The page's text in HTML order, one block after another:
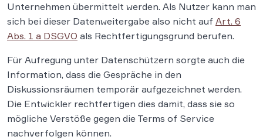
Unternehmen übermittelt werden. Als Nutzer kann man
sich bei dieser Datenweitergabe also nicht auf Art. 6
Abs. 1 a DSGVO als Rechtfertigungsgrund berufen.
Für Aufregung unter Datenschützern sorgte auch die
Information, dass die Gespräche in den
Diskussionsräumen temporär aufgezeichnet werden.
Die Entwickler rechtfertigen dies damit, dass sie so
mögliche Verstöße gegen die Terms of Service
nachverfolgen können.